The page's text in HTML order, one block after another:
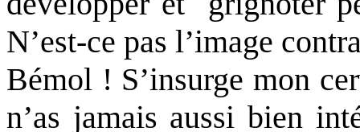
N’est-ce pas l’image
Bémol ! S’insurge mon
n’as jamais aussi bien